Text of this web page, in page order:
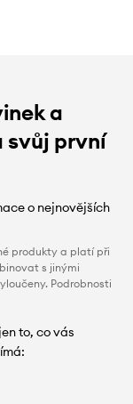
a
svůj první
o nejnovějších
produkty a platí při
s jinými
Podrobnosti
to, co vás